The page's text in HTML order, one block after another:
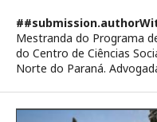
Mestranda do Programa
do Centro de Ciências
Norte do Paraná.